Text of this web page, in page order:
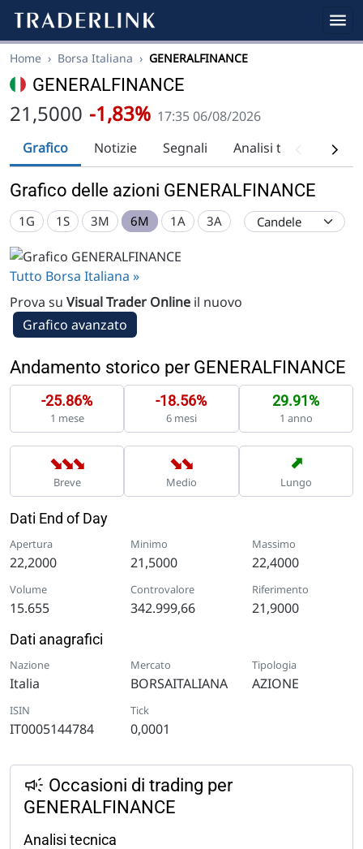
Home › Borsa Italiana › GENERALFINANCE
GENERALFINANCE
21,5000 -1,83% 17:35 06/08/2026
Grafico
Notizie Segnali Analisi tecnica
Grafico delle azioni GENERALFINANCE
1G 1S 3M 6M 1A 3A
Tutto Borsa Italiana »
Prova su Visual Trader Online il nuovo
Grafico avanzato
Andamento storico per GENERALFINANCE
-25.86%
1 mese
-18.56%
6 mesi
29.91%
1 anno
➡
➡
➡
Breve
➡
➡
Medio
➡
Lungo
Dati End of Day
Apertura
22,2000
Minimo
21,5000
Massimo
22,4000
Volume
15.655
Controvalore
342.999,66
Riferimento
21,9000
Dati anagrafici
Nazione
Italia
Mercato
BORSAITALIANA
Tipologia
AZIONE
ISIN
IT0005144784
Tick
0,0001
Occasioni di trading per
GENERALFINANCE
Analisi tecnica